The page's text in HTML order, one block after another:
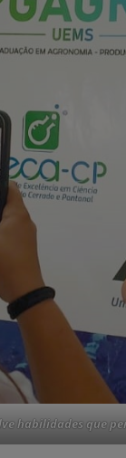
habilidades que